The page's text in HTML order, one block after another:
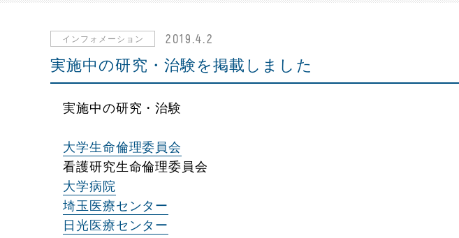
インフォメーション 2019.4.2
実施中の研究・治験を掲載しました
実施中の研究・治験
大学生命倫理委員会
看護研究生命倫理委員会
大学病院
埼玉医療センター
日光医療センター